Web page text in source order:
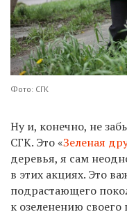
Фото: СГК
Ну и, конечно, не
СГК. Это «Зеленая
деревья, я сам
в этих акциях. Это
подрастающего
к озеленению